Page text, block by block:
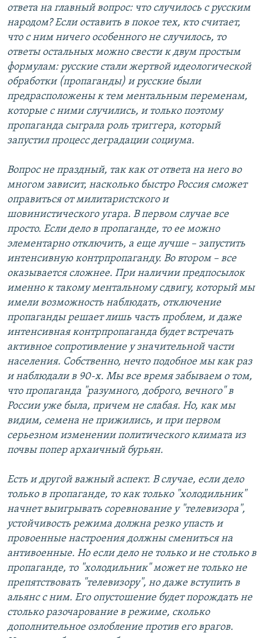
ответа на главный вопрос: что случилось с русским
народом? Если оставить в покое тех, кто считает,
что с ним ничего особенного не случилось, то
ответы остальных можно свести к двум простым
формулам: русские стали жертвой идеологической
обработки (пропаганды) и русские были
предрасположены к тем ментальным переменам,
которые с ними случились, и только поэтому
пропаганда сыграла роль триггера, который
запустил процесс деградации социума.
Вопрос не праздный, так как от ответа на него во
многом зависит, насколько быстро Россия сможет
оправиться от милитаристского и
шовинистического угара. В первом случае все
просто. Если дело в пропаганде, то ее можно
элементарно отключить, а еще лучше – запустить
интенсивную контрпропаганду. Во втором – все
оказывается сложнее. При наличии предпосылок
именно к такому ментальному сдвигу, который мы
имели возможность наблюдать, отключение
пропаганды решает лишь часть проблем, и даже
интенсивная контрпропаганда будет встречать
активное сопротивление у значительной части
населения. Собственно, нечто подобное мы как раз
и наблюдали в 90-х. Мы все время забываем о том,
что пропаганда "разумного, доброго, вечного" в
России уже была, причем не слабая. Но, как мы
видим, семена не прижились, и при первом
серьезном изменении политического климата из
почвы попер архаичный бурьян.
Есть и другой важный аспект. В случае, если дело
только в пропаганде, то как только "холодильник"
начнет выигрывать соревнование у "телевизора",
устойчивость режима должна резко упасть и
провоенные настроения должны смениться на
антивоенные. Но если дело не только и не столько в
пропаганде, то "холодильник" может не только не
препятствовать "телевизору", но даже вступить в
альянс с ним. Его опустошение будет порождать не
столько разочарование в режиме, сколько
дополнительное озлобление против его врагов.